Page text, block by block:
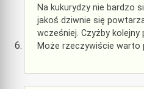
Na kukurydzy nie bardzo
jakoś dziwnie się
wcześniej. Czyżby
Może rzeczywiście